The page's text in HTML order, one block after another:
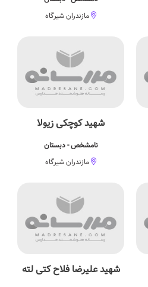
مازندران شیرگاه
شهید کوچکی زیولا
نامشخص - دبستان
مازندران شیرگاه
شهید علیرضا فلاح کتی لته